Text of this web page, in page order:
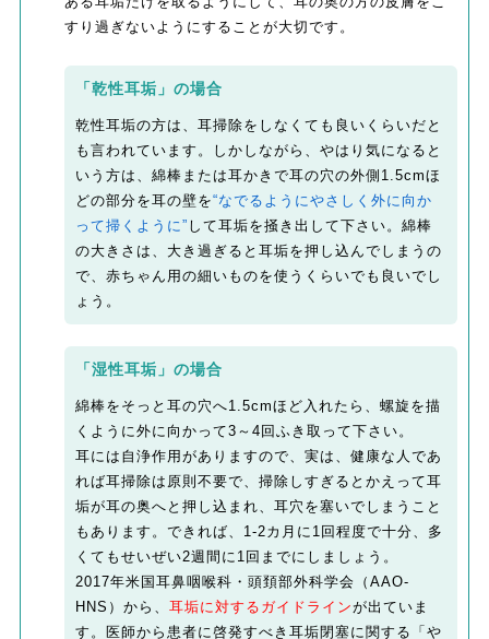
すり過ぎないようにすることが大切です。
「乾性耳垢」の場合
乾性耳垢の方は、耳掃除をしなくても良いくらいだと
も言われています。しかしながら、やはり気になると
いう方は、綿棒または耳かきで耳の穴の外側1.5cmほ
どの部分を耳の壁を“なでるようにやさしく外に向か
って掃くように” して耳垢を掻き出して下さい。綿棒
の大きさは、大き過ぎると耳垢を押し込んでしまうの
で、赤ちゃん用の細いものを使うくらいでも良いでし
ょう。
「湿性耳垢」の場合
綿棒をそっと耳の穴へ1.5cmほど入れたら、螺旋を描
くように外に向かって3～4回ふき取って下さい。
耳には自浄作用がありますので、実は、健康な人であ
れば耳掃除は原則不要で、掃除しすぎるとかえって耳
垢が耳の奥へと押し込まれ、耳穴を塞いでしまうこと
もあります。できれば、1-2カ月に1回程度で十分、多
くてもせいぜい2週間に1回までにしましょう。
2017年米国耳鼻咽喉科・頭頚部外科学会（AAO-
HNS）から、 耳垢に対するガイドラインが出ていま
す。医師から患者に啓発すべき耳垢閉塞に関する「や